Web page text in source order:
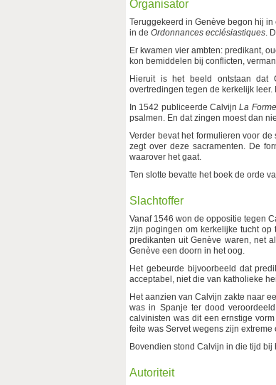
Organisator
Teruggekeerd in Genève begon hij
in de Ordonnances ecclésiastiques.
Er kwamen vier ambten: predikant,
kon bemiddelen bij conflicten,
Hieruit is het beeld ontstaan dat
overtredingen tegen de kerkelijk
In 1542 publiceerde CalvijnLa
psalmen. En dat zingen moest dan
Verder bevat het formulieren voor
zegt over deze sacramenten. De
waarover het gaat.
Ten slotte bevatte het boek de orde
Slachtoffer
Vanaf 1546 won de oppositie tegen
zijn pogingen om kerkelijke tucht op
predikanten uit Genève waren, net
Genève een doorn in het oog.
Het gebeurde bijvoorbeeld dat
acceptabel, niet die van katholieke
Het aanzien van Calvijn zakte naar
was in Spanje ter dood
calvinisten was dit een ernstige
feite was Servet wegens zijn
Bovendien stond Calvijn in die tijd
Autoriteit